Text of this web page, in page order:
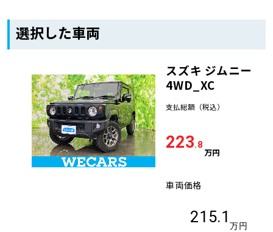
車検見積
車検料金・メニュー
品質管理とサポート体制
オイル交換・点検・整備予約
お役立ち情報
お問い合わせ
採用情報
選択した車両
スズキ ジムニー
4WD_XC
支払総額 （税込）
223.8
万円
車両価格
215.1
万円